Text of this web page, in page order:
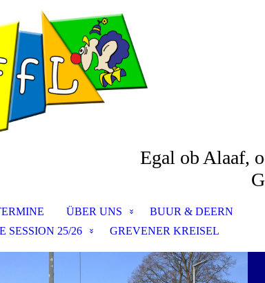
Egal ob Alaaf,
ÜBER UNS
BUUR & DEERN
SESSION 25/26 GREVENER KREISEL